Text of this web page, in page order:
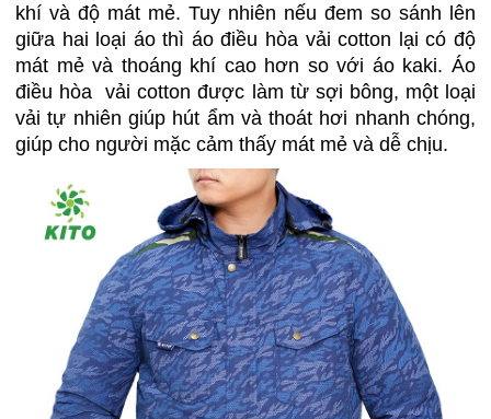
khí và độ mát mẻ. Tuy nhiên nếu đem so sánh lên
giữa hai loại áo thì áo điều hòa vải cotton lại có độ
mát mẻ và thoáng khí cao hơn so với áo kaki. Áo
điều hòa vải cotton được làm từ sợi bông, một loại
vải tự nhiên giúp hút ẩm và thoát hơi nhanh chóng,
giúp cho người mặc cảm thấy mát mẻ và dễ chịu.